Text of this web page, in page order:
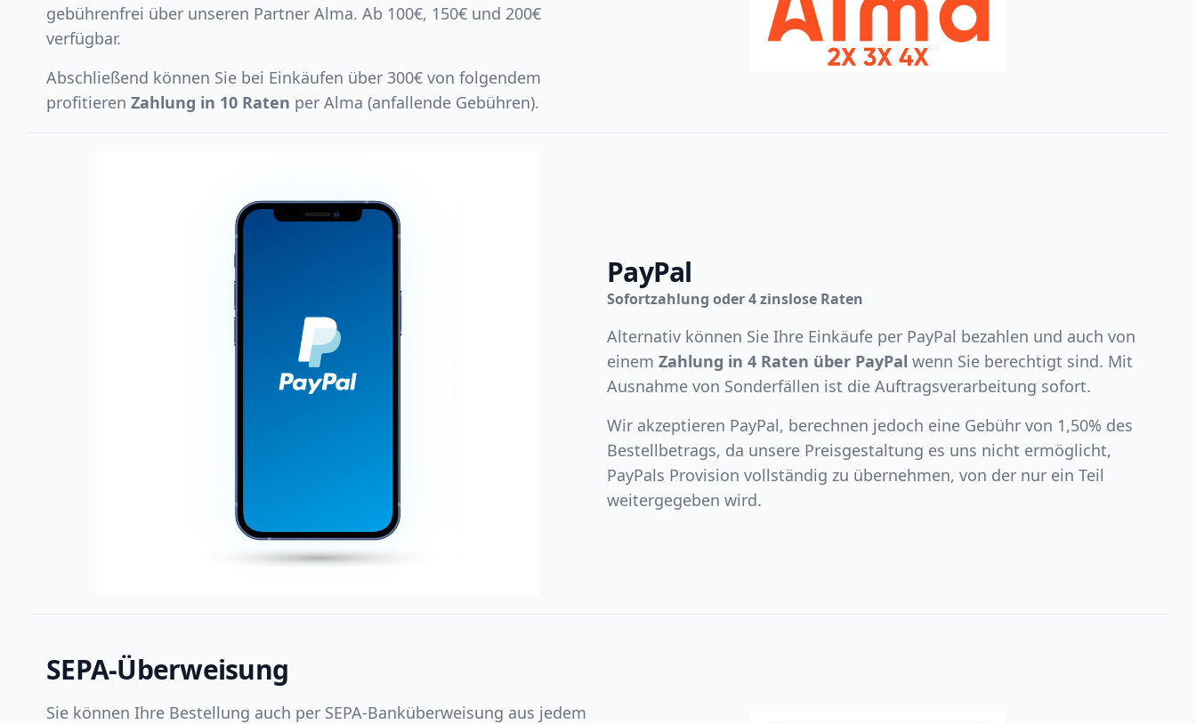
gebührenfrei über unseren Partner Alma. Ab 100€, 150€ und 200€
verfügbar.
Abschließend können Sie bei Einkäufen über 300€ von folgendem
profitieren Zahlung in 10 Raten per Alma (anfallende Gebühren).
PayPal
Sofortzahlung oder 4 zinslose Raten
Alternativ können Sie Ihre Einkäufe per PayPal bezahlen und auch von
einem Zahlung in 4 Raten über PayPal wenn Sie berechtigt sind. Mit
Ausnahme von Sonderfällen ist die Auftragsverarbeitung sofort.
Wir akzeptieren PayPal, berechnen jedoch eine Gebühr von 1,50% des
Bestellbetrags, da unsere Preisgestaltung es uns nicht ermöglicht,
PayPals Provision vollständig zu übernehmen, von der nur ein Teil
weitergegeben wird.
SEPA-Überweisung
Sie können Ihre Bestellung auch per SEPA-Banküberweisung aus jedem